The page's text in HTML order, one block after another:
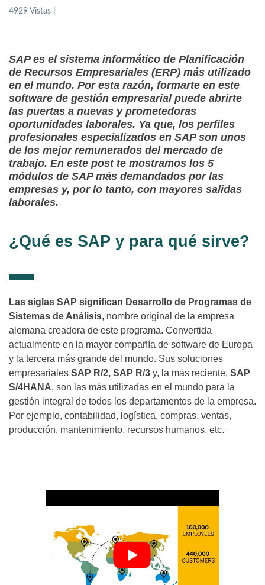
4929 Vistas
SAP es el sistema informático de Planificación
de Recursos Empresariales (ERP) más utilizado
en el mundo. Por esta razón, formarte en este
software de gestión empresarial puede abrirte
las puertas a nuevas y prometedoras
oportunidades laborales. Ya que, los perfiles
profesionales especializados en SAP son unos
de los mejor remunerados del mercado de
trabajo. En este post te mostramos los 5
módulos de SAP más demandados por las
empresas y, por lo tanto, con mayores salidas
laborales.
¿Qué es SAP y para qué sirve?
Las siglas SAP significan Desarrollo de Programas de
Sistemas de Análisis, nombre original de la empresa
alemana creadora de este programa. Convertida
actualmente en la mayor compañía de software de Europa
y la tercera más grande del mundo. Sus soluciones
empresariales SAP R/2, SAP R/3 y, la más reciente, SAP
S/4HANA, son las más utilizadas en el mundo para la
gestión integral de todos los departamentos de la empresa.
Por ejemplo, contabilidad, logística, compras, ventas,
producción, mantenimiento, recursos humanos, etc.